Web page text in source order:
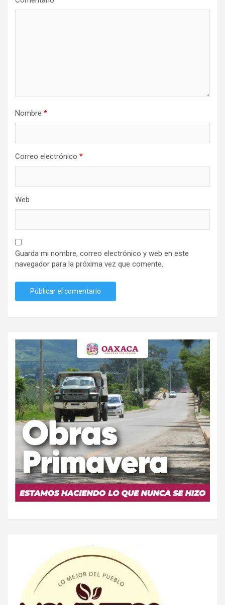
Nombre *
Correo electrónico *
Web
Guarda mi nombre, correo electrónico y web en este
navegador para la próxima vez que comente.